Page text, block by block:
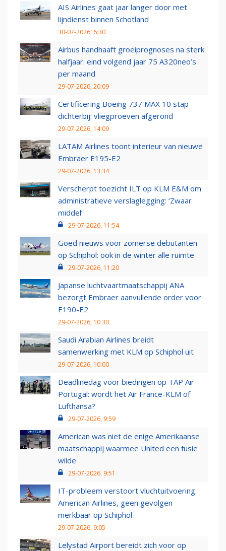
AIS Airlines gaat jaar langer door met
lijndienst binnen Schotland
30-07-2026, 6:30
Airbus handhaaft groeiprognoses na sterk
halfjaar: eind volgend jaar 75 A320neo’s
per maand
29-07-2026, 20:09
Certificering Boeing 737 MAX 10 stap
dichterbij: vliegproeven afgerond
29-07-2026, 14:09
LATAM Airlines toont interieur van nieuwe
Embraer E195-E2
29-07-2026, 13:34
Verscherpt toezicht ILT op KLM E&M om
administratieve verslaglegging: ‘Zwaar
middel’
29-07-2026, 11:54
Goed nieuws voor zomerse debutanten
op Schiphol: ook in de winter alle ruimte
29-07-2026, 11:20
Japanse luchtvaartmaatschappij ANA
bezorgt Embraer aanvullende order voor
E190-E2
29-07-2026, 10:30
Saudi Arabian Airlines breidt
samenwerking met KLM op Schiphol uit
29-07-2026, 10:00
Deadlinedag voor biedingen op TAP Air
Portugal: wordt het Air France-KLM of
Lufthansa?
29-07-2026, 9:59
American was niet de enige Amerikaanse
maatschappij waarmee United een fusie
wilde
29-07-2026, 9:51
IT-probleem verstoort vluchtuitvoering
American Airlines, geen gevolgen
merkbaar op Schiphol
29-07-2026, 9:05
Lelystad Airport bereidt zich voor op